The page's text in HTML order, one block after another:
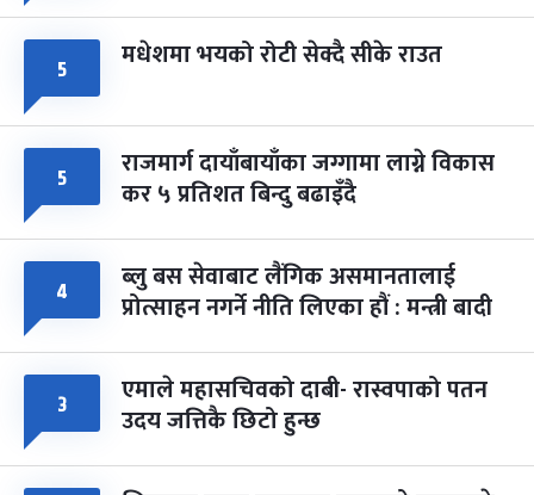
५ मधेशमा भयको रोटी सेक्दै सीके राउत
५ राजमार्ग दायाँबायाँका जग्गामा लाग्ने विकास
कर ५ प्रतिशत बिन्दु बढाइँदै
४ ब्लु बस सेवाबाट लैंगिक असमानतालाई
प्रोत्साहन नगर्ने नीति लिएका हौं : मन्त्री बादी
३ एमाले महासचिवको दाबी- रास्वपाको पतन
उदय जत्तिकै छिटो हुन्छ